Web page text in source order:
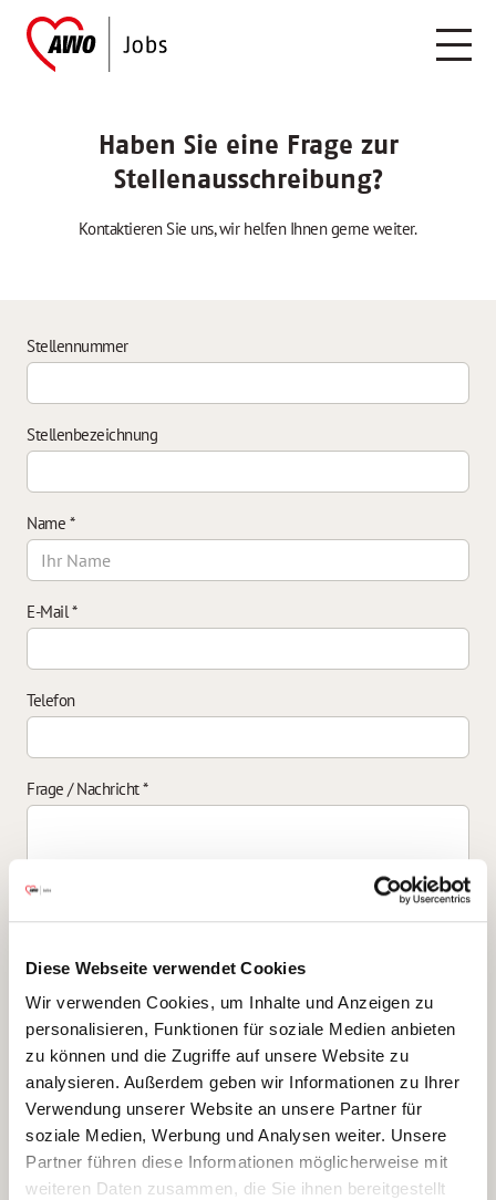
Diese Webseite verwendet Cookies
Wir verwenden Cookies, um Inhalte und Anzeigen zu
personalisieren, Funktionen für soziale Medien anbieten
zu können und die Zugriffe auf unsere Website zu
analysieren. Außerdem geben wir Informationen zu Ihrer
Verwendung unserer Website an unsere Partner für
soziale Medien, Werbung und Analysen weiter. Unsere
Partner führen diese Informationen möglicherweise mit
weiteren Daten zusammen, die Sie ihnen bereitgestellt
Haben Sie eine Frage zur
Stellenausschreibung?
Kontaktieren Sie uns, wir helfen Ihnen gerne weiter.
Stellennummer
Stellenbezeichnung
Name *
E-Mail*
Telefon
Frage / Nachricht*
Ich bin damit einverstanden, dass meine personenbezogenen Daten
ausschließlich zum Zweck der Durchführung der Kontaktanfrage
verarbeitet, auf IT- Systemen der Garitz Bewirtschaftungsbetriebe
GmbH, Heinrich-von-Kleist-Straße 2, 97688 Bad Kissingen
(Betreiber) gespeichert und an die für das Stellenangebot
verantwortliche Stelle zur Kontaktaufnahme weitergegeben
werden.
Diese Einwilligungserklärung kann ich jederzeit gegenüber dem